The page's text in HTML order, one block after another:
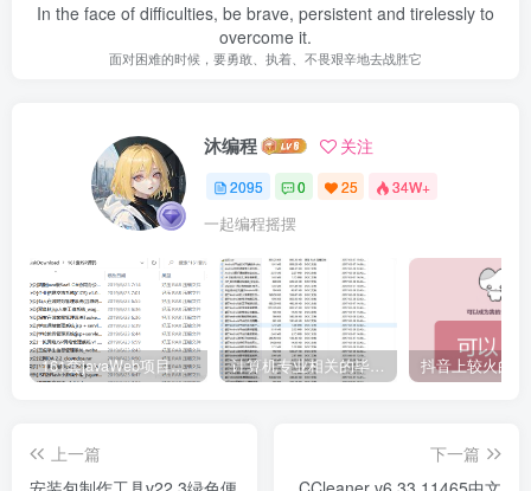
In the face of difficulties, be brave, persistent and tirelessly to
overcome it.
面对困难的时候，要勇敢、执着、不畏艰辛地去战胜它
沐编程 关注
2095 0 25 34W+
一起编程摇摆
161套javaWeb项目源码免费分享 计算机专业相关的毕业设计论文合集免费下载
上一篇
下一篇